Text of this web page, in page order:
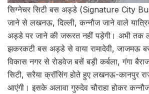
सिग्नेचर सिटी बस अड्डे (Signature City
जाने से लखनऊ, दिल्ली, कन्नौज जाने वाले
अड्डे पर जाने की जरूरत नहीं पड़ेगी। अभी
झकरकटी बस अड्डे से वाया रामादेवी, जाजमऊ
विकास नगर से रोडवेज बसें बड़ी कर्बला, गंगा
सिटी, सरैया क्रॉसिंग होते हुए लखनऊ-कानपुर
आएंगी। इसके अलावा गुरुदेव चौराहा होकर